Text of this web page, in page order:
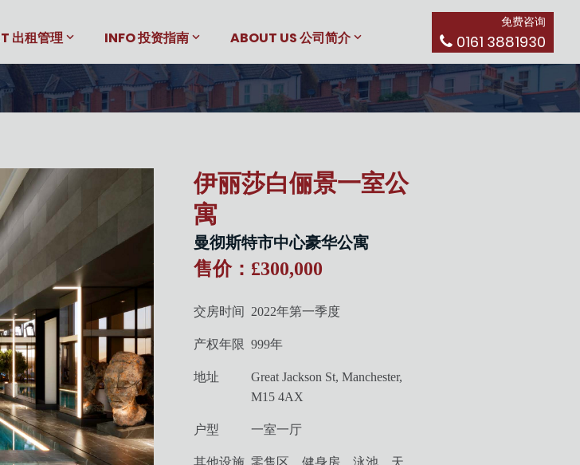
免费咨询
0161 3881930
出租管理 INFO 投资指南 ABOUT US 公司简介
伊丽莎白俪景一室公
寓
曼彻斯特市中心豪华公寓
售价：£300,000
交房时间 2022年第一季度
产权年限 999年
地址
Great Jackson St, Manchester,
M15 4AX
户型 一室一厅
其他设施 零售区、健身房、泳池、天